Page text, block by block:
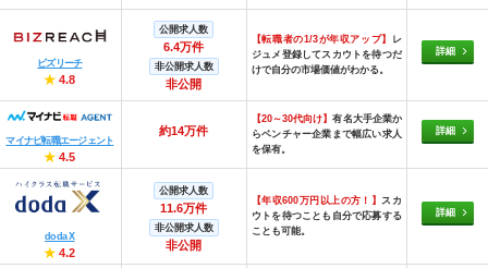
ビズリーチ
★ 4.8
公開求人数
6.4万件
非公開求人数
非公開
【転職者の1/3が年収アップ】
レ
ジュメ登録してスカウトを待つだ
けで自分の市場価値がわかる。
詳細
マイナビ転職エージェント
★ 4.5
約14万件
【20～30代向け】有名大手企業か
らベンチャー企業まで幅広い求人
を保有。
詳細
doda X
★ 4.2
公開求人数
11.6万件
非公開求人数
非公開
【年収600万円以上の方！】 スカ
ウトを待つことも自分で応募する
ことも可能。
詳細